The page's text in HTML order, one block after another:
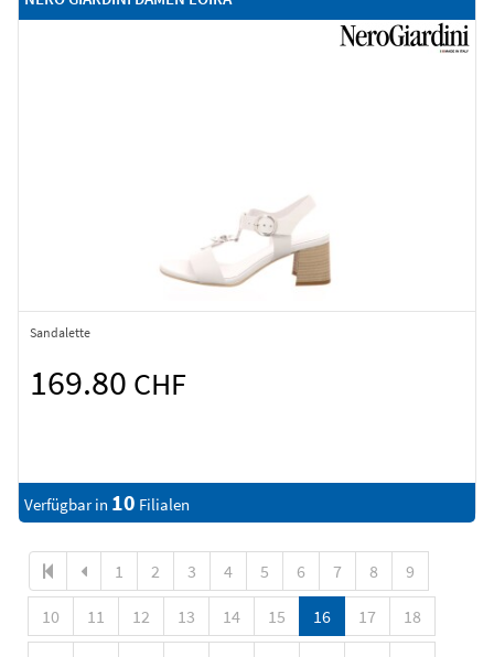
Sandalette
169.80 CHF
Verfügbar in 10 Filialen
1 2 3 4 5 6 7 8 9
10 11 12 13 14 15 16 17 18